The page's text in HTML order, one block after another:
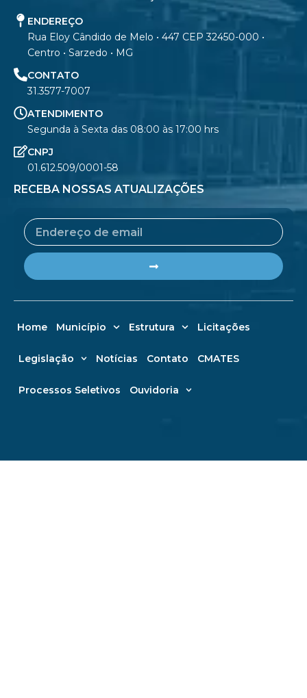
ENDEREÇO
Rua Eloy Cândido de Melo • 447 CEP 32450-000 •
Centro • Sarzedo • MG
CONTATO
31.3577-7007
ATENDIMENTO
Segunda à Sexta das 08:00 às 17:00 hrs
CNPJ
01.612.509/0001-58
RECEBA NOSSAS ATUALIZAÇÕES
Email
Home Município Estrutura Licitações
Legislação Notícias Contato CMATES
Processos Seletivos Ouvidoria